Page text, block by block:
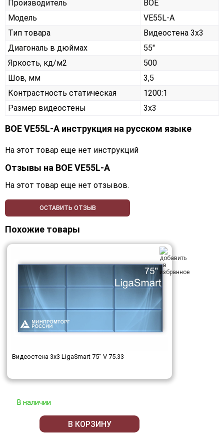
Производитель
BOE
Модель
VE55L-A
Тип товара
Видеостена 3х3
Диагональ в дюймах
55"
Яркость, кд/м2
500
Шов, мм
3,5
Контрастность статическая
1200:1
Размер видеостены
3x3
BOE VE55L-A инструкция на русском языке
На этот товар еще нет инструкций
Отзывы на BOE VE55L-A
На этот товар еще нет отзывов.
ОСТАВИТЬ ОТЗЫВ
Похожие товары
Видеостена 3x3 LigaSmart 75" V 75.33
В наличии
В КОРЗИНУ